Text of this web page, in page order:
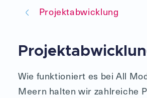
Projektabwicklung
Wie funktioniert es bei All
Meern halten wir zahlreiche